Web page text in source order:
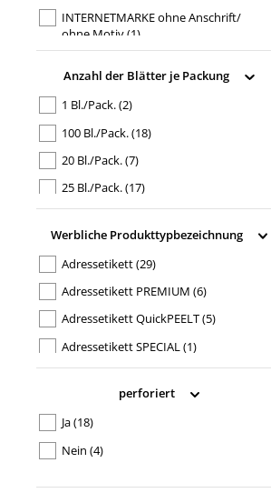
INTERNETMARKE ohne Anschrift/
ohne Motiv(1)
Empfängeranschrift(2)
Anzahl der Blätter je Packung
1 Bl./Pack.(2)
100 Bl./Pack.(18)
20 Bl./Pack.(7)
25 Bl./Pack.(17)
300 Bl./Pack.(2)
40 Bl./Pack.(2)
400 Bl./Pack.(1)
500 Bl./Pack.(1)
800 Bl./Pack.(1)
Werbliche Produkttypbezeichnung
Adressetikett(29)
Adressetikett PREMIUM (6)
Adressetikett QuickPEELT(5)
Adressetikett SPECIAL (1)
Adressetikett ultragrip(10)
perforiert
Ja(18)
Nein (4)